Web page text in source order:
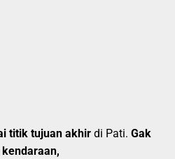
titik tujuan akhir di Pati. Gak